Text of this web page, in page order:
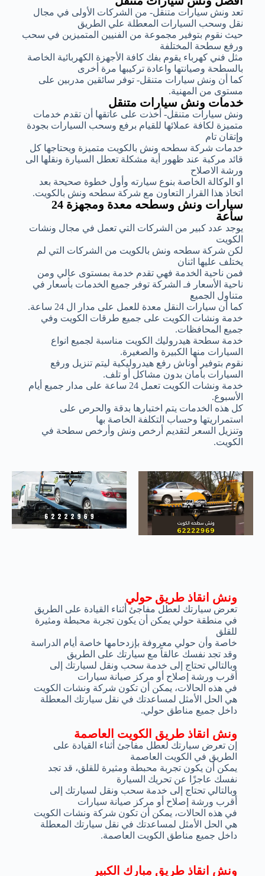
تعد ونش سيارات متنقل- من الشركات الأولى في مجال
نقل وسحب السيارات المعطلة علي الطريق
حيث نقوم بتوفير مجموعة من الفنيين المتميزين في سحب
ورفع سطحة المختلفة
مثل فني كهرباء يقوم بفك كافة الأجهزة الكهربائية الخاصة
بالسطحة وصيانتها واعادة تركيبها مرة أخرى
كما أن ونش سيارات متنقل- توفر سائقين مدربين على
مستوى من المهنية.
خدمات ونش سيارات متنقل
ونش سيارات متنقل- أخذت على عاتقها أن تقدم خدمات
متميزة لكافة عملائها للقيام برفع وسحب السيارات بجودة
وإتقان تام
خدمات شركة سطحه ونش بالكويت متميزة ويحتاجها كل
قائد مركبة عند ظهور أية مشكلة تعطل السيارة ونقلها الى
ورشة الاصلاح
او الوكالة الخاصة بنوع سيارته وأول خطوة صحيحة بعد
اتخاذ هذا القرار التعاون مع شركة سطحه ونش بالكويت.
سيارات ونش وسطحه معدة ومجهزة 24
ساعة
يوجد عدد كبير من الشركات التي تعمل في مجال ونشات
الكويت
لكن شركة سطحه ونش بالكويت من الشركات التي لم
يختلف عليها اثنان
فمن ناحية الخدمة فهي تقدم خدمة بمستوى عالي ومن
ناحية الأسعار فـ الشركة توفر جميع الخدمات بأسعار في
متناول الجميع
كما أن سيارات النقل معدة للعمل على مدار ال 24 ساعة.
خدمة ونشات الكويت على جميع طرقات الكويت وفي
جميع المحافظات.
خدمة سطحة هيدروليك الكويت مناسبة لجميع انواع
السيارات منها الكبيرة والصغيرة.
نقوم بتوفير أوناش رفع هيدروليكية ليتم تنزيل ورفع
السيارات بأمان بدون مشاكل أو تلف.
خدمة ونشات الكويت تعمل 24 ساعة على مدار جميع أيام
الأسبوع.
كل هذه الخدمات يتم اختبارها بدقة والحرص على
استمراريتها وحساب التكلفة الخاصة بها
وتنزيل السعر لتقديم أرخص ونش وأرخص سطحة في
الكويت.
ونش انقاذ طريق الكويت العاصمة
إن تعرض سيارتك لعطل مفاجئ أثناء القيادة على
الطريق في الكويت العاصمة
يمكن أن يكون تجربة محبطة ومثيرة للقلق، قد تجد
نفسك عاجزًا عن تحريك السيارة
وبالتالي تحتاج إلى خدمة سحب ونقل لسيارتك إلى
أقرب ورشة إصلاح أو مركز صيانة سيارات
في هذه الحالات، يمكن أن تكون شركة ونشات الكويت
هي الحل الأمثل لمساعدتك في نقل سيارتك المعطلة
داخل جميع مناطق الكويت العاصمة.
ونش انقاذ طريق حولي
تعرض سيارتك لعطل مفاجئ أثناء القيادة على الطريق
في منطقة حولي يمكن أن يكون تجربة محبطة ومثيرة
للقلق
خاصة وأن حولي معروفة بإزدحامها خاصة أيام الدراسة
وقد تجد نفسك عالقاً مع سيارتك على الطريق
وبالتالي تحتاج إلى خدمة سحب ونقل لسيارتك إلى
أقرب ورشة إصلاح أو مركز صيانة سيارات
في هذه الحالات، يمكن أن تكون شركة ونشات الكويت
هي الحل الأمثل لمساعدتك في نقل سيارتك المعطلة
داخل جميع مناطق حولي.
ونش انقاذ طريق مبارك الكبير